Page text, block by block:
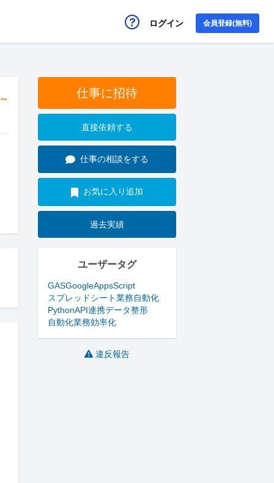
ログイン 会員登録(無料)
仕事に招待
直接依頼する
仕事の相談をする
お気に入り追加
過去実績
ユーザータグ
GASGoogleAppsScript
スプレッドシート業務自動化
PythonAPI連携データ整形
自動化業務効率化
違反報告